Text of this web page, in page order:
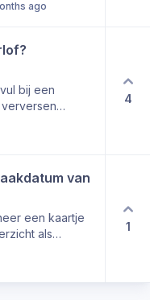
ago
bij een
4
van
een kaartje
als
1